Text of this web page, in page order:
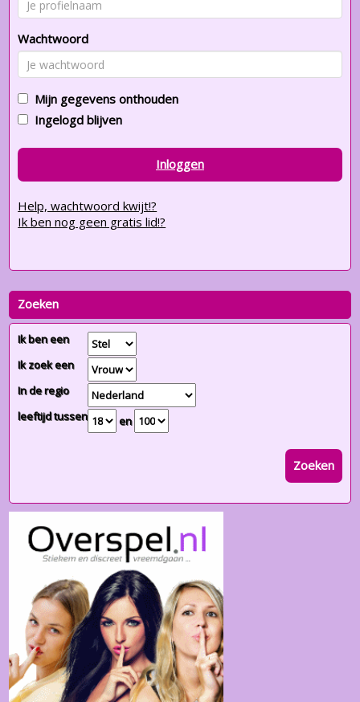
Wachtwoord
Mijn gegevens onthouden
Ingelogd blijven
Inloggen
Help, wachtwoord kwijt!?
Ik ben nog geen gratis lid!?
Zoeken
Ik ben een
Ik zoek een
In de regio
leeftijd tussen
en
Zoeken